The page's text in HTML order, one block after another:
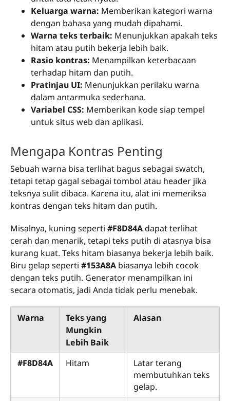
Keluarga warna: Memberikan kategori warna
dengan bahasa yang mudah dipahami.
Warna teks terbaik: Menunjukkan apakah teks
hitam atau putih bekerja lebih baik.
Rasio kontras: Menampilkan keterbacaan
terhadap hitam dan putih.
Pratinjau UI: Menunjukkan perilaku warna
dalam antarmuka sederhana.
Variabel CSS: Memberikan kode siap tempel
untuk situs web dan aplikasi.
Mengapa Kontras Penting
Sebuah warna bisa terlihat bagus sebagai swatch,
tetapi tetap gagal sebagai tombol atau header jika
teksnya sulit dibaca. Karena itu, alat ini memeriksa
kontras dengan teks hitam dan putih.
Misalnya, kuning seperti #F8D84Adapat terlihat
cerah dan menarik, tetapi teks putih di atasnya bisa
kurang kuat. Teks hitam biasanya bekerja lebih baik.
Biru gelap seperti #153A8A biasanya lebih cocok
dengan teks putih. Generator menampilkan ini
secara otomatis, jadi Anda tidak perlu menebak.
Warna
Teks yang
Mungkin
Lebih Baik
Alasan
#F8D84A Hitam
Latar terang
membutuhkan teks
gelap.